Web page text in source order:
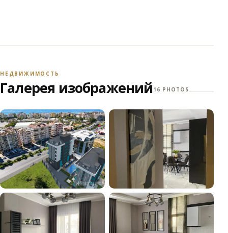
НЕДВИЖИМОСТЬ
Галерея изображений 16 PHOTOS